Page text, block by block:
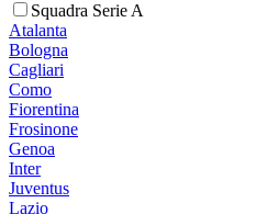
Squadra Serie A
Atalanta
Bologna
Cagliari
Como
Fiorentina
Frosinone
Genoa
Inter
Juventus
Lazio